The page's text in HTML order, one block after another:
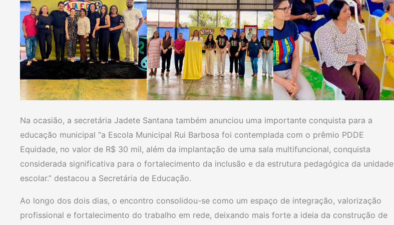
Na ocasião, a secretária Jadete Santana também anunciou uma importante conquista para a
educação municipal “a Escola Municipal Rui Barbosa foi contemplada com o prêmio PDDE
Equidade, no valor de R$ 30 mil, além da implantação de uma sala multifuncional, conquista
considerada significativa para o fortalecimento da inclusão e da estrutura pedagógica da unidade
escolar.” destacou a Secretária de Educação.
Ao longo dos dois dias, o encontro consolidou-se como um espaço de integração, valorização
profissional e fortalecimento do trabalho em rede, deixando mais forte a ideia da construção de